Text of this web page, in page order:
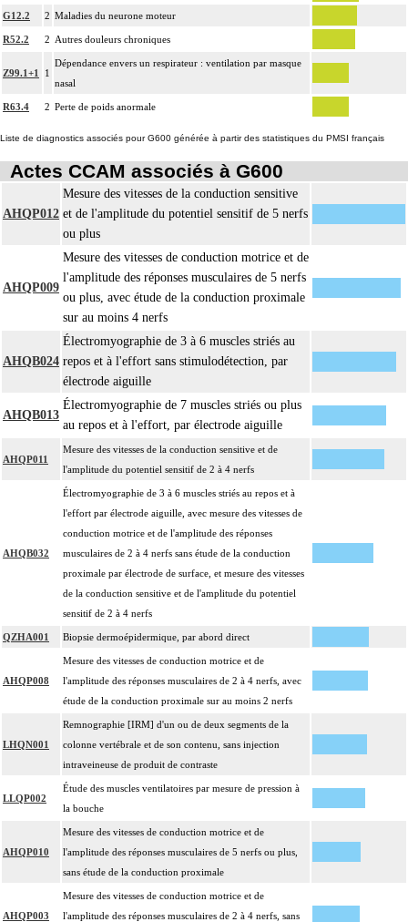
G12.2 2 Maladies du neurone moteur
R52.2 2 Autres douleurs chroniques
Z99.1+1 1
Dépendance envers un respirateur : ventilation par masque
nasal
R63.4 2 Perte de poids anormale
Liste de diagnostics associés pour G600 générée à partir des statistiques du PMSI français
Actes CCAM associés à G600
AHQP012
Mesure des vitesses de la conduction sensitive
et de l'amplitude du potentiel sensitif de 5 nerfs
ou plus
AHQP009
Mesure des vitesses de conduction motrice et de
l'amplitude des réponses musculaires de 5 nerfs
ou plus, avec étude de la conduction proximale
sur au moins 4 nerfs
AHQB024
Électromyographie de 3 à 6 muscles striés au
repos et à l'effort sans stimulodétection, par
électrode aiguille
AHQB013
Électromyographie de 7 muscles striés ou plus
au repos et à l'effort, par électrode aiguille
AHQP011
Mesure des vitesses de la conduction sensitive et de
l'amplitude du potentiel sensitif de 2 à 4 nerfs
AHQB032
Électromyographie de 3 à 6 muscles striés au repos et à
l'effort par électrode aiguille, avec mesure des vitesses de
conduction motrice et de l'amplitude des réponses
musculaires de 2 à 4 nerfs sans étude de la conduction
proximale par électrode de surface, et mesure des vitesses
de la conduction sensitive et de l'amplitude du potentiel
sensitif de 2 à 4 nerfs
QZHA001 Biopsie dermoépidermique, par abord direct
AHQP008
Mesure des vitesses de conduction motrice et de
l'amplitude des réponses musculaires de 2 à 4 nerfs, avec
étude de la conduction proximale sur au moins 2 nerfs
LHQN001
Remnographie [IRM] d'un ou de deux segments de la
colonne vertébrale et de son contenu, sans injection
intraveineuse de produit de contraste
LLQP002
Étude des muscles ventilatoires par mesure de pression à
la bouche
AHQP010
Mesure des vitesses de conduction motrice et de
l'amplitude des réponses musculaires de 5 nerfs ou plus,
sans étude de la conduction proximale
AHQP003
Mesure des vitesses de conduction motrice et de
l'amplitude des réponses musculaires de 2 à 4 nerfs, sans